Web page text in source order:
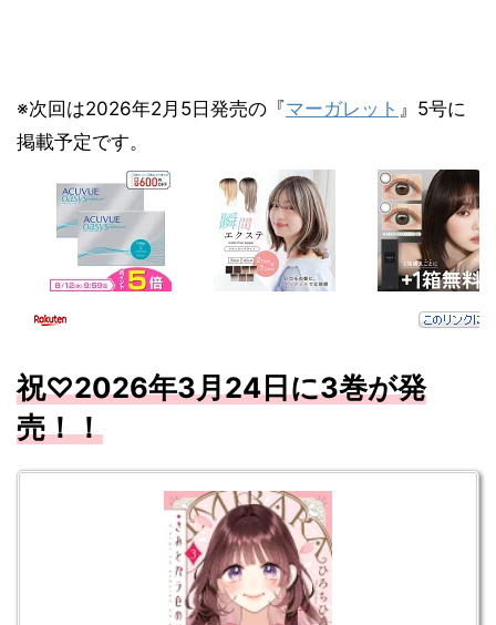
※次回は2026年2月5日発売の『マーガレット 』5号に
掲載予定です。
祝♡2026年3月24日に3巻が発
売！！